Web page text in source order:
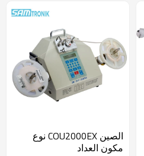
الصين COU2000EX نوع
مكون العداد